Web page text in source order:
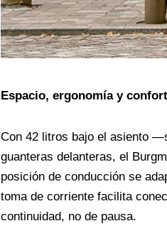
Espacio, ergonomía y confort
Con 42 litros bajo el asiento
guanteras delanteras, el
posición de conducción se
toma de corriente facilita
continuidad, no de pausa.